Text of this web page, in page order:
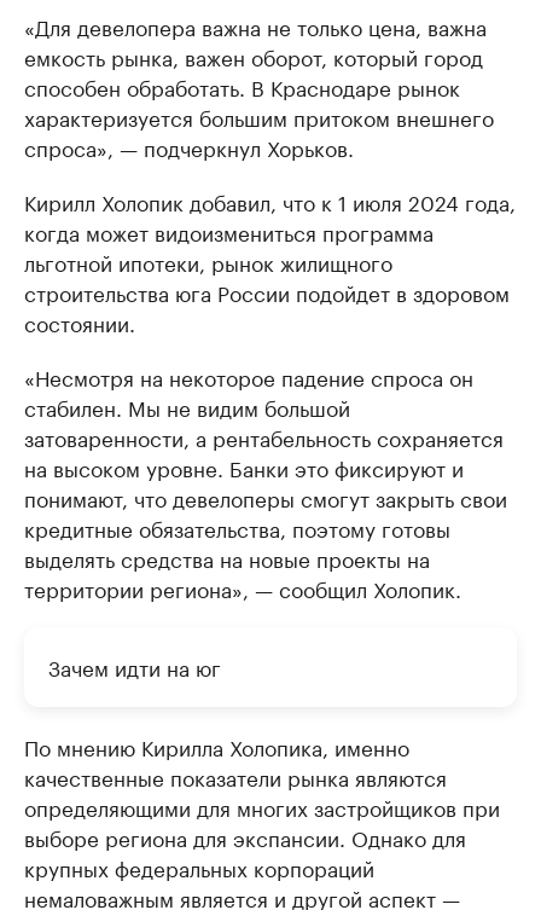
«Для девелопера важна не только цена, важна
емкость рынка, важен оборот, который город
способен обработать. В Краснодаре рынок
характеризуется большим притоком внешнего
спроса», — подчеркнул Хорьков.
Кирилл Холопик добавил, что к 1 июля 2024 года,
когда может видоизмениться программа
льготной ипотеки, рынок жилищного
строительства юга России подойдет в здоровом
состоянии.
«Несмотря на некоторое падение спроса он
стабилен. Мы не видим большой
затоваренности, а рентабельность сохраняется
на высоком уровне. Банки это фиксируют и
понимают, что девелоперы смогут закрыть свои
кредитные обязательства, поэтому готовы
выделять средства на новые проекты на
территории региона», — сообщил Холопик.
Зачем идти на юг
По мнению Кирилла Холопика, именно
качественные показатели рынка являются
определяющими для многих застройщиков при
выборе региона для экспансии. Однако для
крупных федеральных корпораций
немаловажным является и другой аспект —